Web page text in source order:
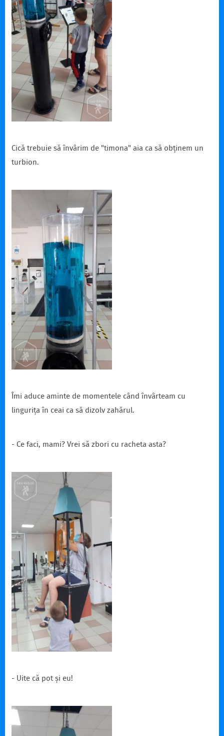
Cică trebuie să învârim de "timona" aia ca să obținem un
turbion.
Îmi aduce aminte de momentele când învârteam cu
lingurița în ceai ca să dizolv zahărul.
- Ce faci, mami? Vrei să zbori cu racheta asta?
- Uite că pot și eu!